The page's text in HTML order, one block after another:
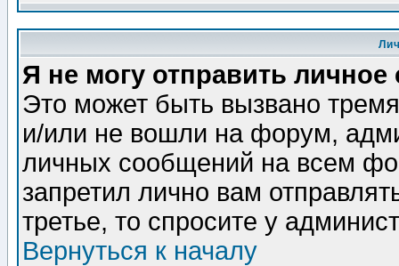
Я не могу отправить
Это может быть вызвано
и/или не вошли на форум,
личных сообщений на всем
запретил лично вам
третье, то спросите у
Вернуться к началу